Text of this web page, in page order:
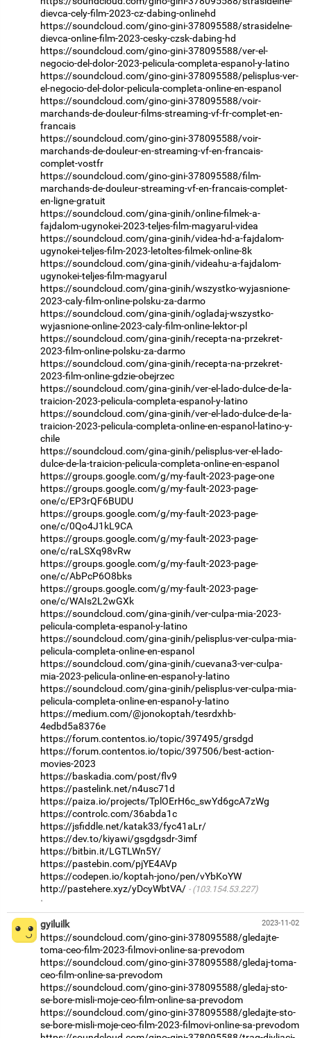
dievca-cely-film-2023-cz-dabing-onlinehd
https://soundcloud.com/gino-gini-378095588/strasidelne-
dievca-online-film-2023-cesky-czsk-dabing-hd
https://soundcloud.com/gino-gini-378095588/ver-el-
negocio-del-dolor-2023-pelicula-completa-espanol-y-latino
https://soundcloud.com/gino-gini-378095588/pelisplus-ver-
el-negocio-del-dolor-pelicula-completa-online-en-espanol
https://soundcloud.com/gino-gini-378095588/voir-
marchands-de-douleur-films-streaming-vf-fr-complet-en-
francais
https://soundcloud.com/gino-gini-378095588/voir-
marchands-de-douleur-en-streaming-vf-en-francais-
complet-vostfr
https://soundcloud.com/gino-gini-378095588/film-
marchands-de-douleur-streaming-vf-en-francais-complet-
en-ligne-gratuit
https://soundcloud.com/gina-ginih/online-filmek-a-
fajdalom-ugynokei-2023-teljes-film-magyarul-videa
https://soundcloud.com/gina-ginih/videa-hd-a-fajdalom-
ugynokei-teljes-film-2023-letoltes-filmek-online-8k
https://soundcloud.com/gina-ginih/videahu-a-fajdalom-
ugynokei-teljes-film-magyarul
https://soundcloud.com/gina-ginih/wszystko-wyjasnione-
2023-caly-film-online-polsku-za-darmo
https://soundcloud.com/gina-ginih/ogladaj-wszystko-
wyjasnione-online-2023-caly-film-online-lektor-pl
https://soundcloud.com/gina-ginih/recepta-na-przekret-
2023-film-online-polsku-za-darmo
https://soundcloud.com/gina-ginih/recepta-na-przekret-
2023-film-online-gdzie-obejrzec
https://soundcloud.com/gina-ginih/ver-el-lado-dulce-de-la-
traicion-2023-pelicula-completa-espanol-y-latino
https://soundcloud.com/gina-ginih/ver-el-lado-dulce-de-la-
traicion-2023-pelicula-completa-online-en-espanol-latino-y-
chile
https://soundcloud.com/gina-ginih/pelisplus-ver-el-lado-
dulce-de-la-traicion-pelicula-completa-online-en-espanol
https://groups.google.com/g/my-fault-2023-page-one
https://groups.google.com/g/my-fault-2023-page-
one/c/EP3rQF6BUDU
https://groups.google.com/g/my-fault-2023-page-
one/c/0Qo4J1kL9CA
https://groups.google.com/g/my-fault-2023-page-
one/c/raLSXq98vRw
https://groups.google.com/g/my-fault-2023-page-
one/c/AbPcP6O8bks
https://groups.google.com/g/my-fault-2023-page-
one/c/WAIs2L2wGXk
https://soundcloud.com/gina-ginih/ver-culpa-mia-2023-
pelicula-completa-espanol-y-latino
https://soundcloud.com/gina-ginih/pelisplus-ver-culpa-mia-
pelicula-completa-online-en-espanol
https://soundcloud.com/gina-ginih/cuevana3-ver-culpa-
mia-2023-pelicula-online-en-espanol-y-latino
https://soundcloud.com/gina-ginih/pelisplus-ver-culpa-mia-
pelicula-completa-online-en-espanol-y-latino
https://medium.com/@jonokoptah/tesrdxhb-
4edbd5a8376e
https://forum.contentos.io/topic/397495/grsdgd
https://forum.contentos.io/topic/397506/best-action-
movies-2023
https://baskadia.com/post/flv9
https://pastelink.net/n4usc71d
https://paiza.io/projects/TplOErH6c_swYd6gcA7zWg
https://controlc.com/36abda1c
https://jsfiddle.net/katak33/fyc41aLr/
https://dev.to/kiyawi/gsgdgsdr-3imf
https://bitbin.it/LGTLWn5Y/
https://pastebin.com/pjYE4AVp
https://codepen.io/koptah-jono/pen/vYbKoYW
http://pastehere.xyz/yDcyWbtVA/
(103.154.53.227)
·
2023-11-02
gyiluilk
https://soundcloud.com/gino-gini-378095588/gledajte-
toma-ceo-film-2023-filmovi-online-sa-prevodom
https://soundcloud.com/gino-gini-378095588/gledaj-toma-
ceo-film-online-sa-prevodom
https://soundcloud.com/gino-gini-378095588/gledaj-sto-
se-bore-misli-moje-ceo-film-online-sa-prevodom
https://soundcloud.com/gino-gini-378095588/gledajte-sto-
se-bore-misli-moje-ceo-film-2023-filmovi-online-sa-prevodom